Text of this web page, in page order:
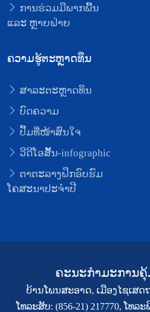
ການຮ່ວມມືພາກພື້ນ
ແລະ ຫຼາຍຝ່າຍ
ຄວາມຮູ້ຕະຫຼາດທຶນ
ສາລະຕະຫຼາດທຶນ
ບົດຄວາມ
ປຶ້ມທີ່ໜ້າສົນໃຈ
ວີດີໂອສັ້ນ-infographic
ຕາຕະລາງຝຶກອົບຮົມ
ໂຄສະນາປະຈຳປີ
ຄະນະກຳມະການ
ບ້ານໂພນສະອາດ, ເມືອງໄຊເສ
ໂທລະສັບ: (856-21) 217770, ໂທລະ